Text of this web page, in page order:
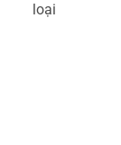
loại